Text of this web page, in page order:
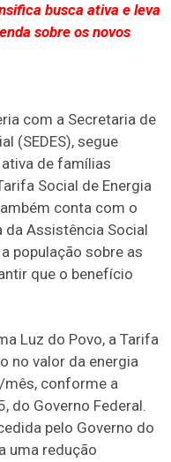
busca ativa e leva
sobre os novos
com a Secretaria de
(SEDES), segue
de famílias
Social de Energia
conta com o
da Assistência Social
população sobre as
que o benefício
Luz do Povo, a Tarifa
no valor da energia
mês, conforme a
do Governo Federal.
pelo Governo do
uma redução